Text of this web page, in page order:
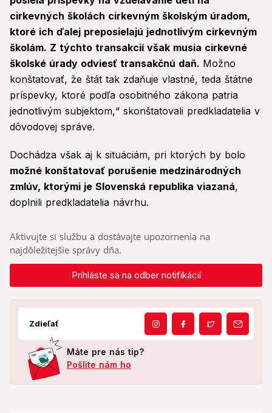
cirkevných školách cirkevným školským úradom,
ktoré ich ďalej preposielajú jednotlivým cirkevným
školám. Z týchto transakcií však musia cirkevné
školské úrady odviesť transakčnú daň. Možno
konštatovať, že štát tak zdaňuje vlastné, teda štátne
príspevky, ktoré podľa osobitného zákona patria
jednotlivým subjektom,“ skonštatovali predkladatelia v
dôvodovej správe.
Dochádza však aj k situáciám, pri ktorých by bolo
možné konštatovať porušenie medzinárodných
zmlúv, ktorými je Slovenská republika viazaná,
doplnili predkladatelia návrhu.
Aktivujte si službu a dostávajte upozornenia na
najdôležitejšie správy dňa.
Prihláste sa na odber notifikácií
Zdieľať
Máte pre nás tip?
Pošlite nám ho